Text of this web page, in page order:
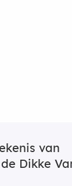
van
Dikke